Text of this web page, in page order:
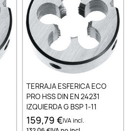
TERRAJA ESFERICA ECO
PRO HSS DIN EN 24231
IZQUIERDA G BSP 1-11
159,79 €IVA incl.